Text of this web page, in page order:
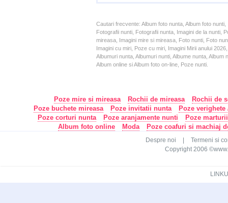
Cautari frecvente: Album foto nunta, Album foto
Fotografii nunti, Fotografii nunta, Imagini de la nunti,
mireasa, Imagini mire si mireasa, Foto nunti, Foto
Imagini cu miri, Poze cu miri, Imagini Mirii anului
Albumuri nunta, Albumuri nunti, Albume nunta,
Album online si Album foto on-line, Poze nunti.
Poze mire si mireasa Rochii de mireasa
Rochii de
Poze buchete mireasa
Poze invitatii nunta
Poze
Poze corturi nunta
Poze aranjamente nunti
Poze
Album foto online
Moda Poze coafuri si machiaj
Despre noi
Termeni si
Copyright 2006